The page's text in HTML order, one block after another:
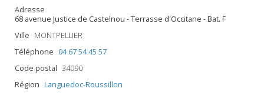
Adresse
68 avenue Justice de Castelnou - Terrasse d'Occitane - Bat. F
Ville MONTPELLIER
Téléphone 04 67 54 45 57
Code postal 34090
Région Languedoc-Roussillon